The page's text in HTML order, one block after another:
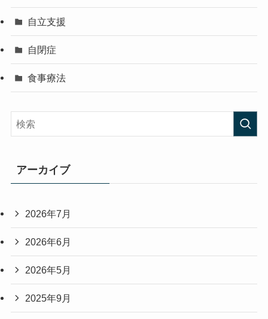
自立支援
自閉症
食事療法
アーカイブ
2026年7月
2026年6月
2026年5月
2025年9月